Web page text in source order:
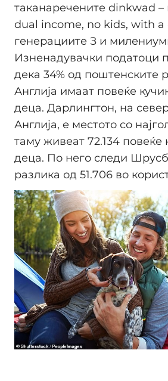
таканаречените dinkwad –
dual income, no kids, with a
генерациите З и
Изненадувачки податоци
дека 34% од поштенските
Англија имаат повеќе
деца. Дарлингтон, на
Англија, е местото со
таму живеат 72.134 повеќе
деца. По него следи
разлика од 51.706 во